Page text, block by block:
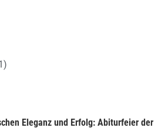
Eleganz und Erfolg: Abiturfeier der